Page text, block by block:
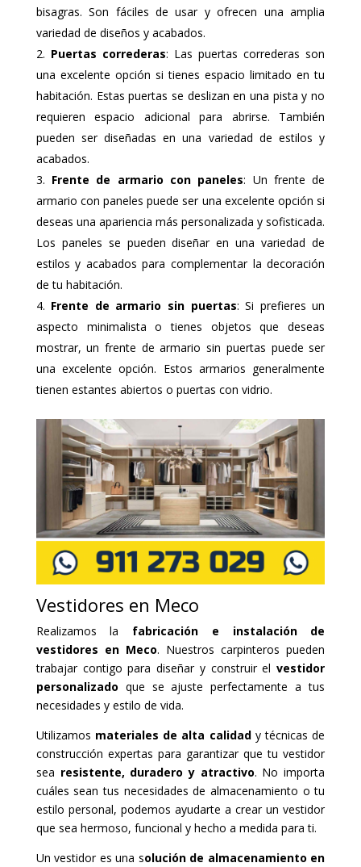
bisagras. Son fáciles de usar y ofrecen una amplia
variedad de diseños y acabados.
Puertas correderas: Las puertas correderas son
una excelente opción si tienes espacio limitado en tu
habitación. Estas puertas se deslizan en una pista y no
requieren espacio adicional para abrirse. También
pueden ser diseñadas en una variedad de estilos y
acabados.
Frente de armario con paneles: Un frente de
armario con paneles puede ser una excelente opción si
deseas una apariencia más personalizada y sofisticada.
Los paneles se pueden diseñar en una variedad de
estilos y acabados para complementar la decoración
de tu habitación.
Frente de armario sin puertas: Si prefieres un
aspecto minimalista o tienes objetos que deseas
mostrar, un frente de armario sin puertas puede ser
una excelente opción. Estos armarios generalmente
tienen estantes abiertos o puertas con vidrio.
Vestidores en Meco
Realizamos la fabricación e instalación de
vestidores en Meco. Nuestros carpinteros pueden
trabajar contigo para diseñar y construir elvestidor
personalizado que se ajuste perfectamente a tus
necesidades y estilo de vida.
Utilizamos materiales de alta calidady técnicas de
construcción expertas para garantizar que tu vestidor
sea resistente, duradero y atractivo. No importa
cuáles sean tus necesidades de almacenamiento o tu
estilo personal, podemos ayudarte a crear un vestidor
que sea hermoso, funcional y hecho a medida para ti.
Un vestidor es una solución de almacenamiento en